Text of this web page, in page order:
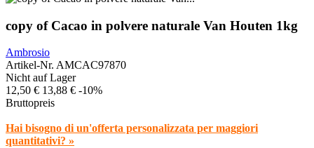
copy of Cacao in polvere naturale Van Houten 1kg
Ambrosio
Artikel-Nr. AMCAC97870
Nicht auf Lager
12,50 € 13,88 € -10%
Bruttopreis
Hai bisogno di un'offerta personalizzata per maggiori
quantitativi? »